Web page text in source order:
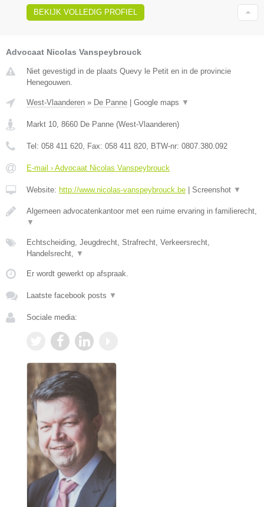
BEKIJK VOLLEDIG PROFIEL
Advocaat Nicolas Vanspeybrouck
Niet gevestigd in de plaats Quevy le Petit en in de provincie
Henegouwen.
West-Vlaanderen » De Panne Google maps ▼
Markt 10 8660 De Panne (West-Vlaanderen)
Tel: 058 411 620 , Fax: 058 411 820 , BTW-nr: 0807.380.092
E-mail › Advocaat Nicolas Vanspeybrouck
Website: http://www.nicolas-vanspeybrouck.be Screenshot ▼
Algemeen advocatenkantoor met een ruime ervaring in familierecht,
▼
Echtscheiding, Jeugdrecht, Strafrecht, Verkeersrecht,
Handelsrecht,
▼
Er wordt gewerkt op afspraak.
Laatste facebook posts ▼
Sociale media: